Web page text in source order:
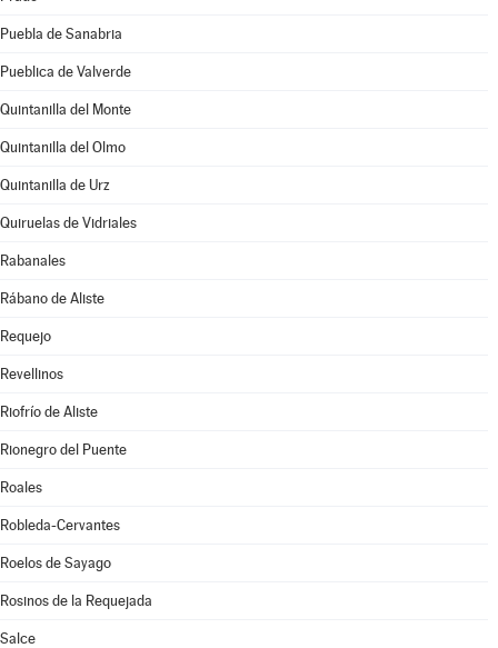
Puebla de Sanabria
Pueblica de Valverde
Quintanilla del Monte
Quintanilla del Olmo
Quintanilla de Urz
Quiruelas de Vidriales
Rabanales
Rábano de Aliste
Requejo
Revellinos
Riofrío de Aliste
Rionegro del Puente
Roales
Robleda-Cervantes
Roelos de Sayago
Rosinos de la Requejada
Salce